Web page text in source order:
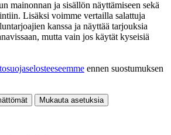
mainonnan ja sisällön näyttämiseen sekä
Lisäksi voimme vertailla salattuja
kanssa ja näyttää tarjouksia
mutta vain jos käytät kyseisiä
ennen suostumuksen
Mukauta asetuksia